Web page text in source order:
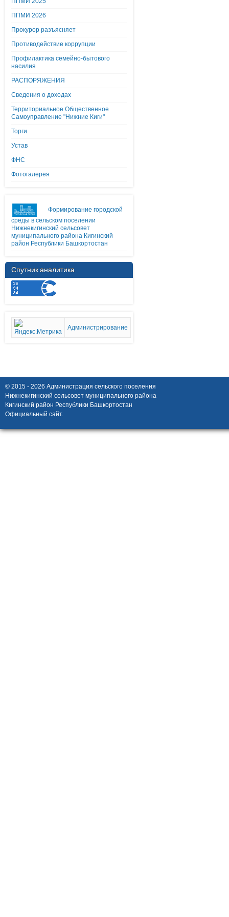
ППМИ 2026
Прокурор разъясняет
Противодействие коррупции
Профилактика семейно-бытового
насилия
РАСПОРЯЖЕНИЯ
Сведения о доходах
Территориальное Общественное
Самоуправление "Нижние Киги"
Торги
Устав
ФНС
Фотогалерея
Формирование городской
среды в сельском поселении
Нижнекигинский сельсовет
муниципального района Кигинский
район Республики Башкортостан
Спутник аналитика
Администрирование
© 2015 - 2026 Администрация сельского поселения
Нижнекигинский сельсовет муниципального района
Кигинский район Республики Башкортостан
Официальный сайт.